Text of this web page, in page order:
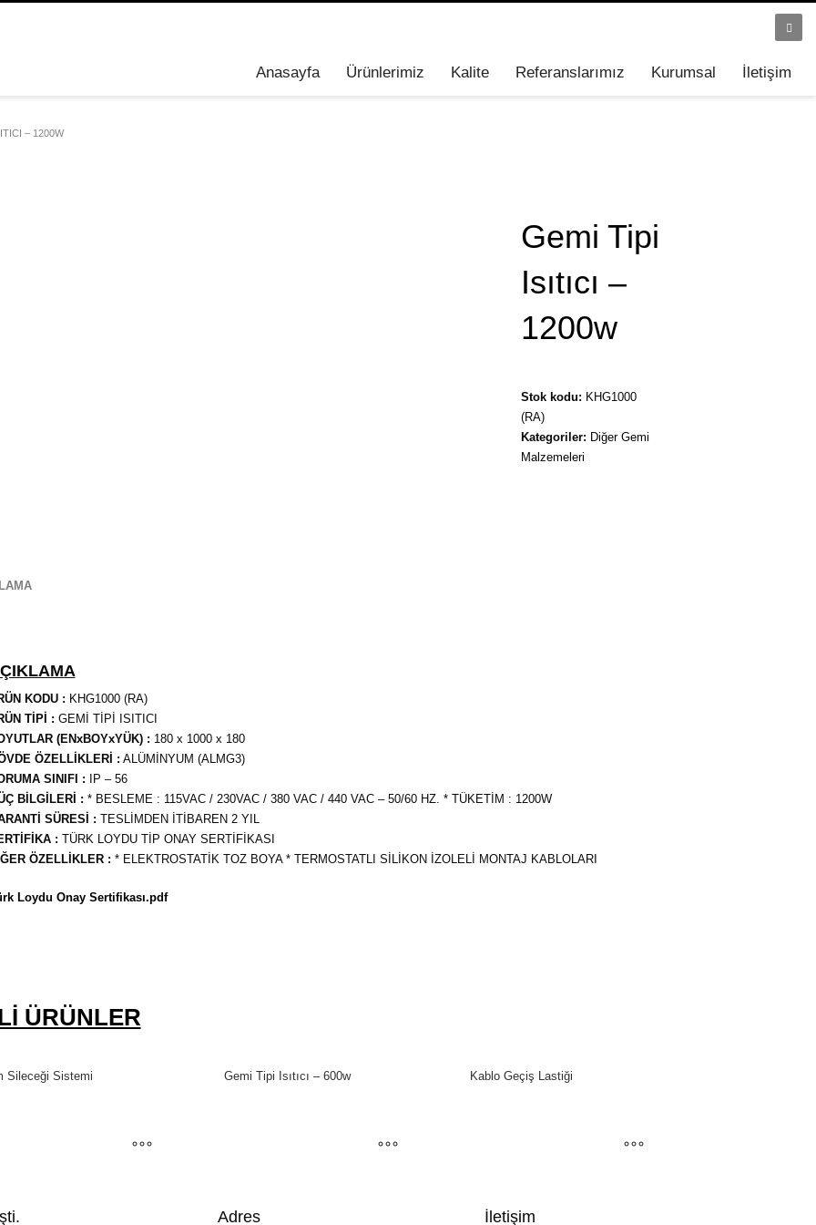
Anasayfa Ürünlerimiz Kalite Referanslarımız Kurumsal İletişim
– 1200W
Gemi Tipi
Isıtıcı –
1200w
Stok kodu: KHG1000
(RA)
Kategoriler: Diğer Gemi
Malzemeleri
KODU : KHG1000 (RA)
TİPİ : GEMİ TİPİ ISITICI
(ENxBOYxYÜK) : 180 x 1000 x 180
ÖZELLİKLERİ : ALÜMİNYUM (ALMG3)
SINIFI : IP – 56
BİLGİLERİ : * BESLEME : 115VAC / 230VAC / 380 VAC / 440 VAC – 50/60 HZ. * TÜKETİM : 1200W
SÜRESİ : TESLİMDEN İTİBAREN 2 YIL
: TÜRK LOYDU TİP ONAY SERTİFİKASI
ÖZELLİKLER : * ELEKTROSTATİK TOZ BOYA * TERMOSTATLI SİLİKON İZOLELİ MONTAJ KABLOLARI
Loydu Onay Sertifikası.pdf
ÜRÜNLER
Sileceği Sistemi Gemi Tipi Isıtıcı – 600w Kablo Geçiş Lastiği
Adres İletişim